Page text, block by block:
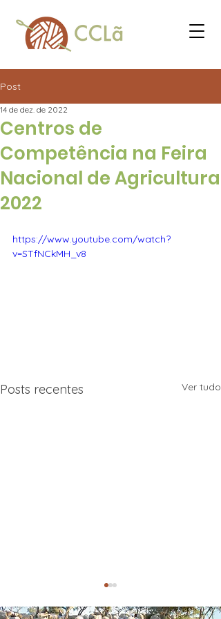
Post
Centros de
Competência na Feira
Nacional de Agricultura
2022
14 de dez. de 2022
https://www.youtube.com/watch?
v=STfNCkMH_v8
Posts recentes Ver tudo